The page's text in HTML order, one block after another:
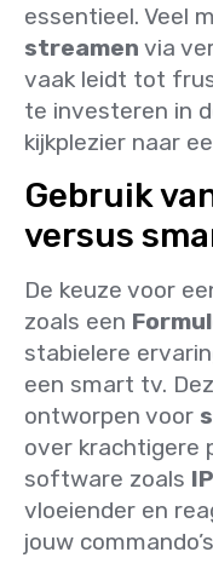
essentieel. Veel
streamen via
vaak leidt tot
te investeren in
kijkplezier naar
Gebruik
versus
De keuze voor
zoals een
stabielere
een smart tv.
ontworpen voor
over krachtigere
software zoals
vloeiender en
jouw